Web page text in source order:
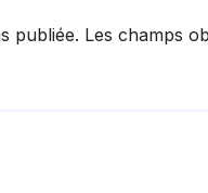
publiée. Les champs